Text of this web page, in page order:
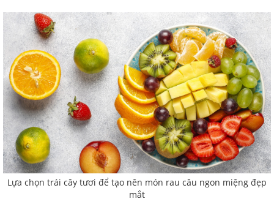
Lựa chọn trái cây tươi để tạo nên món rau câu ngon miệng đẹp
mắt